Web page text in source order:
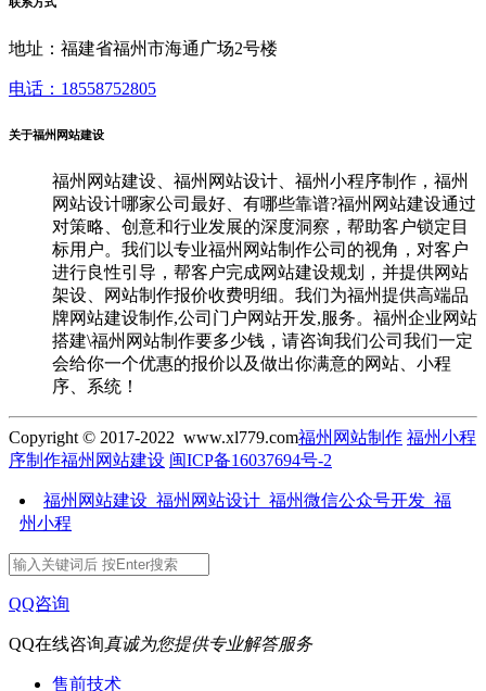
地址：福建省福州市海通广场2号楼
电话：18558752805
关于福州网站建设
福州网站建设、福州网站设计、福州小程序制作，福州
网站设计哪家公司最好、有哪些靠谱?福州网站建设通过
对策略、创意和行业发展的深度洞察，帮助客户锁定目
标用户。我们以专业福州网站制作公司的视角，对客户
进行良性引导，帮客户完成网站建设规划，并提供网站
架设、网站制作报价收费明细。我们为福州提供高端品
牌网站建设制作,公司门户网站开发,服务。福州企业网站
搭建\福州网站制作要多少钱，请咨询我们公司我们一定
会给你一个优惠的报价以及做出你满意的网站、小程
序、系统！
Copyright © 2017-2022 www.xl779.com福州网站制作 福州小程
序制作福州网站建设 闽ICP备16037694号-2
福州网站建设_福州网站设计_福州微信公众号开发_福
州小程
QQ咨询
QQ在线咨询真诚为您提供专业解答服务
售前技术